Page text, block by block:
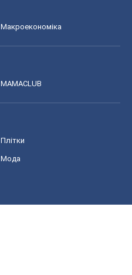
Макроекономіка
MAMACLUB
Плітки
Мода